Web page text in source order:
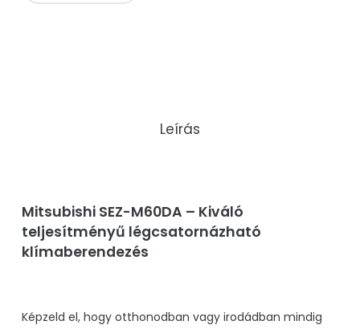
Leírás
Mitsubishi SEZ-M60DA – Kiváló
teljesítményű légcsatornázható
klímaberendezés
Képzeld el, hogy otthonodban vagy irodádban mindig